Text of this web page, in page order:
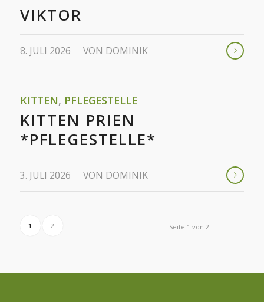
VIKTOR
8. JULI 2026 VON DOMINIK
KITTEN, PFLEGESTELLE
KITTEN PRIEN
*PFLEGESTELLE*
3. JULI 2026 VON DOMINIK
Seite 1 von 2
1 2